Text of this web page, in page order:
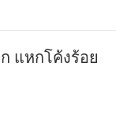
แหกโค้งร้อย